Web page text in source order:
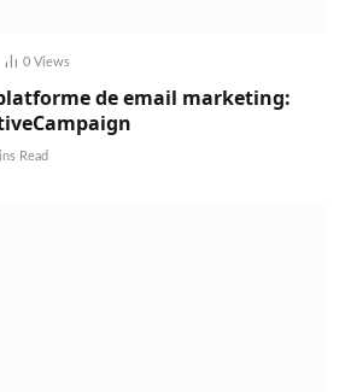
0 Views
de email marketing:
Read